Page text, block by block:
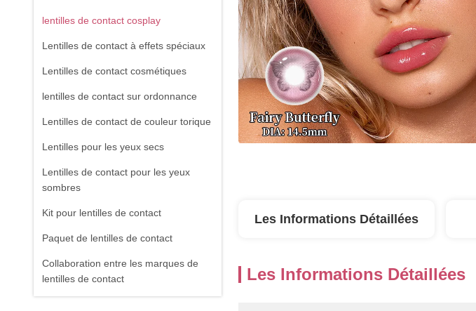
lentilles de contact cosplay
Lentilles de contact à effets spéciaux
Lentilles de contact cosmétiques
lentilles de contact sur ordonnance
Lentilles de contact de couleur torique
Lentilles pour les yeux secs
Lentilles de contact pour les yeux
sombres
Kit pour lentilles de contact
Paquet de lentilles de contact
Collaboration entre les marques de
lentilles de contact
Les Informations Détaillées
Les Informations Détaillées